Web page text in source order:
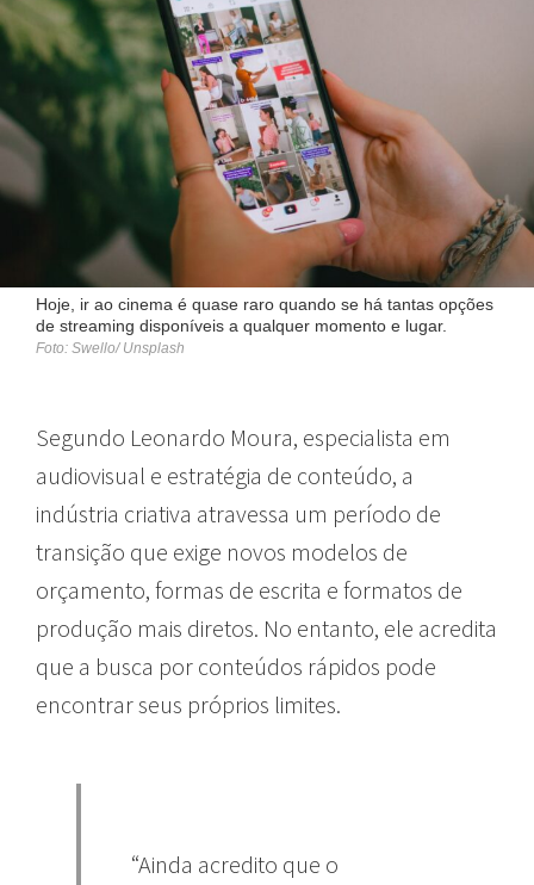
Hoje, ir ao cinema é quase raro quando se há tantas opções
de streaming disponíveis a qualquer momento e lugar.
Foto: Swello/ Unsplash
Segundo Leonardo Moura, especialista em
audiovisual e estratégia de conteúdo, a
indústria criativa atravessa um período de
transição que exige novos modelos de
orçamento, formas de escrita e formatos de
produção mais diretos. No entanto, ele acredita
que a busca por conteúdos rápidos pode
encontrar seus próprios limites.
“Ainda acredito que o